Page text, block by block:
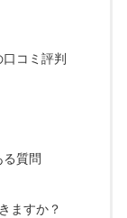
コミ評判
質問
ますか？